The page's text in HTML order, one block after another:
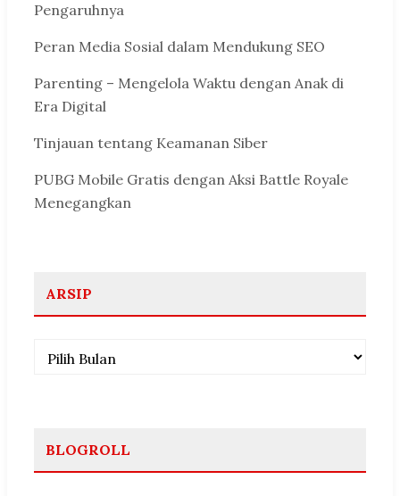
Pengaruhnya
Peran Media Sosial dalam Mendukung SEO
Parenting – Mengelola Waktu dengan Anak di
Era Digital
Tinjauan tentang Keamanan Siber
PUBG Mobile Gratis dengan Aksi Battle Royale
Menegangkan
ARSIP
Arsip
BLOGROLL